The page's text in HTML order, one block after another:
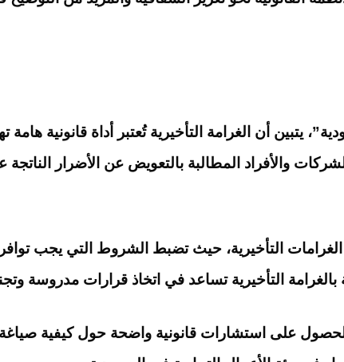
يتبين أن الغرامة التأخيرية تُعتبر أداة قانونية
والأفراد المطالبة بالتعويض عن الأضرار
التأخيرية، حيث تضبط الشروط التي يجب
التأخيرية تساعد في اتخاذ قرارات مدروسة
على استشارات قانونية واضحة حول كيفية